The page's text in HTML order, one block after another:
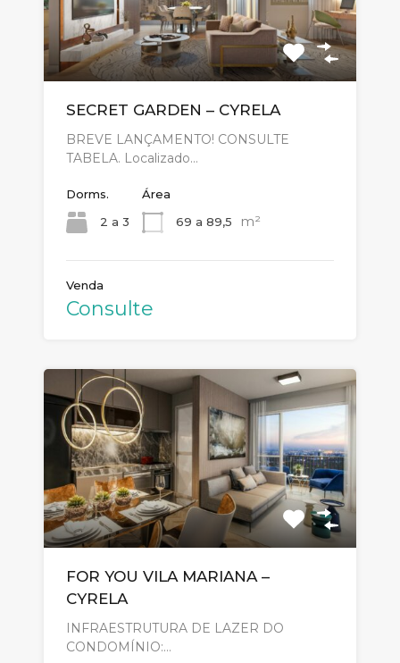
SECRET GARDEN – CYRELA
BREVE LANÇAMENTO! CONSULTE
TABELA. Localizado…
Dorms.
2 a 3
Área
69 a 89,5
m²
Venda
Consulte
FOR YOU VILA MARIANA –
CYRELA
INFRAESTRUTURA DE LAZER DO
CONDOMÍNIO:…